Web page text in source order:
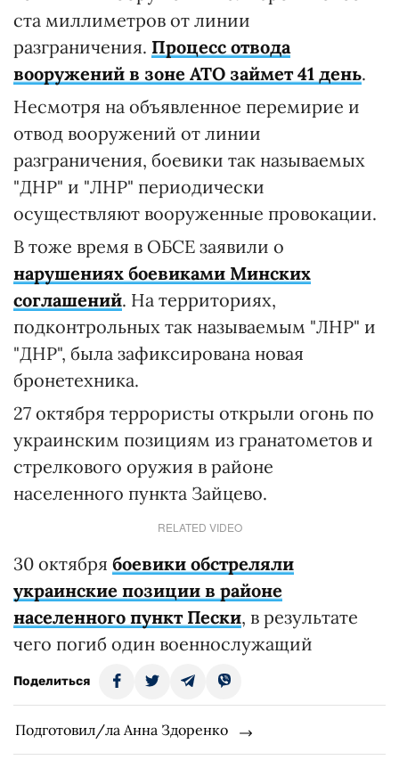
ста миллиметров от линии
разграничения. Процесс отвода
вооружений в зоне АТО займет 41 день.
Несмотря на объявленное перемирие и
отвод вооружений от линии
разграничения, боевики так называемых
"ДНР" и "ЛНР" периодически
осуществляют вооруженные провокации.
В тоже время в ОБСЕ заявили о
нарушениях боевиками Минских
соглашений. На территориях,
подконтрольных так называемым "ЛНР" и
"ДНР", была зафиксирована новая
бронетехника.
27 октября террористы открыли огонь по
украинским позициям из гранатометов и
стрелкового оружия в районе
населенного пункта Зайцево.
RELATED VIDEO
30 октября боевики обстреляли
украинские позиции в районе
населенного пункт Пески, в результате
чего погиб один военнослужащий
Поделиться
Подготовил/ла Анна Здоренко